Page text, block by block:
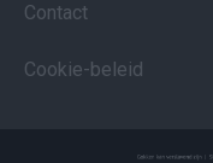
Contact
Cookie-beleid